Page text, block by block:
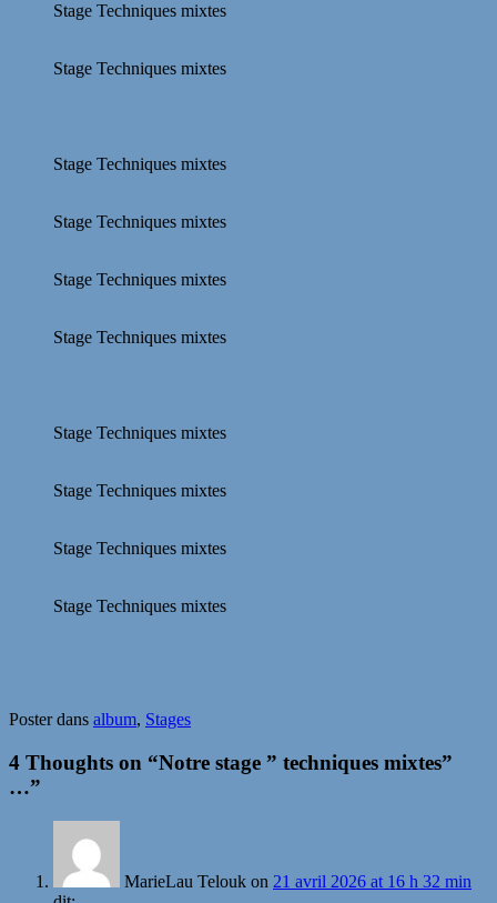
Stage Techniques mixtes
Stage Techniques mixtes
Stage Techniques mixtes
Stage Techniques mixtes
Stage Techniques mixtes
Stage Techniques mixtes
Stage Techniques mixtes
Stage Techniques mixtes
Stage Techniques mixtes
Stage Techniques mixtes
Poster dans album, Stages
4 Thoughts on “Notre stage ” techniques mixtes”
…”
MarieLau Telouk on 21 avril 2026 at 16 h 32 min